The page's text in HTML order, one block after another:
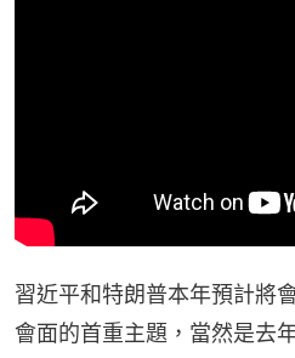
習近平和特朗普本年預計將
會面的首重主題，當然是去